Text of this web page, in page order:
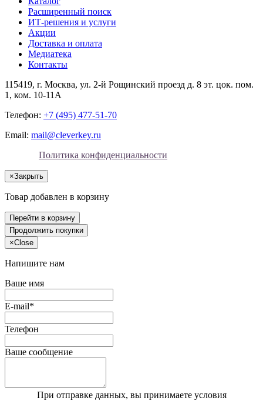
Расширенный поиск
ИТ-решения и услуги
Акции
Доставка и оплата
Медиатека
Контакты
115419, г. Москва, ул. 2-й Рощинский проезд д. 8 эт. цок. пом.
1, ком. 10-11А
Телефон: +7 (495) 477-51-70
Email: mail@cleverkey.ru
Политика конфиденциальности
×Закрыть
Товар добавлен в корзину
Перейти в корзину
Продолжить покупки
×Close
Напишите нам
Ваше имя
E-mail*
Телефон
Ваше сообщение
При отправке данных, вы принимаете условия